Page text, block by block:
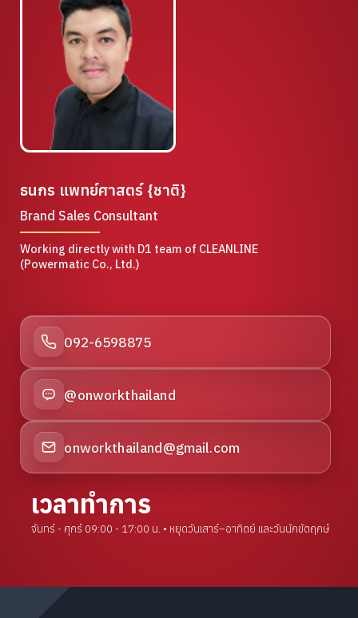
ธนกร แพทย์ศาสตร์ {ชาติ}
Brand Sales Consultant
Working directly with D1 team of CLEANLINE
(Powermatic Co., Ltd.)
092-6598875
@onworkthailand
onworkthailand@gmail.com
เวลาทำการ
จันทร์ - ศุกร์ 09:00 - 17:00 น. • หยุดวันเสาร์–อาทิตย์ และวันนักขัตฤกษ์